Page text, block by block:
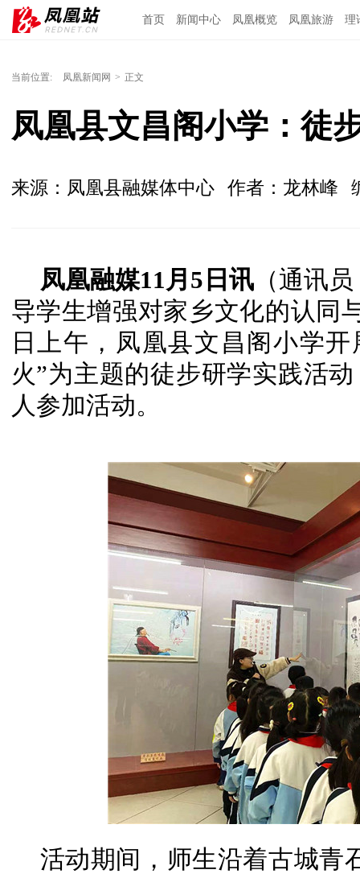
首页 新闻中心 凤凰概览 凤凰旅游 理
当前位置: 凤凰新闻网 > 正文
凤凰县文昌阁小学：徒
来源：凤凰县融媒体中心 作者：龙林峰
凤凰融媒11月5日讯（通讯
导学生增强对家乡文化的认同
日上午，凤凰县文昌阁小学
火”为主题的徒步研学实践活
人参加活动。
活动期间，师生沿着古城青